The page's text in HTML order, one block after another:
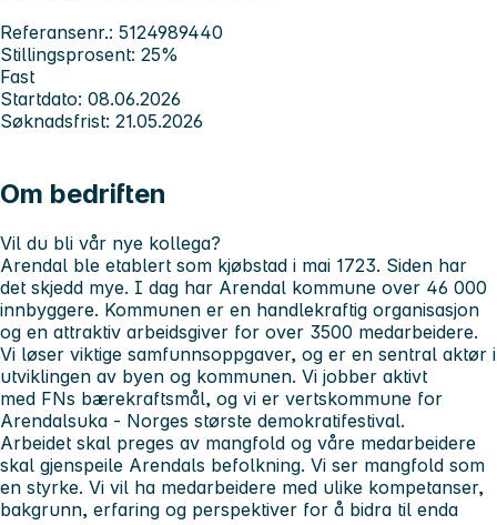
Referansenr.: 5124989440
Stillingsprosent: 25%
Fast
Startdato: 08.06.2026
Søknadsfrist: 21.05.2026
Om bedriften
Vil du bli vår nye kollega?
Arendal ble etablert som kjøbstad i mai 1723. Siden har
det skjedd mye. I dag har Arendal kommune over 46 000
innbyggere. Kommunen er en handlekraftig organisasjon
og en attraktiv arbeidsgiver for over 3500 medarbeidere.
Vi løser viktige samfunnsoppgaver, og er en sentral aktør i
utviklingen av byen og kommunen. Vi jobber aktivt
med FNs bærekraftsmål, og vi er vertskommune for
Arendalsuka - Norges største demokratifestival.
Arbeidet skal preges av mangfold og våre medarbeidere
skal gjenspeile Arendals befolkning. Vi ser mangfold som
en styrke. Vi vil ha medarbeidere med ulike kompetanser,
bakgrunn, erfaring og perspektiver for å bidra til enda